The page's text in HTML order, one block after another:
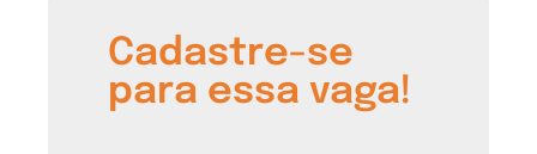
Cadastre-se
para essa vaga!